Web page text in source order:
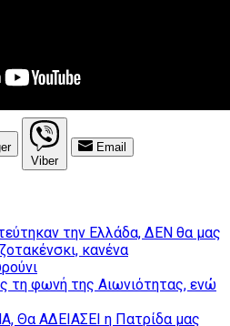
Viber
Email
την Ελλάδα, ΔΕΝ θα μας
κανένα
τη φωνή της Αιωνιότητας, ενώ
Θα ΑΔΕΙΑΣΕΙ η Πατρίδα μας